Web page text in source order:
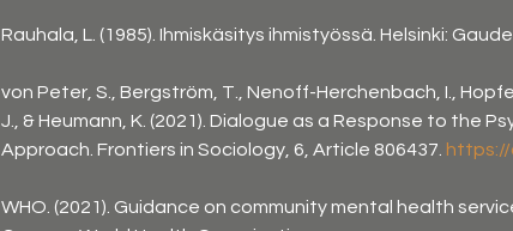
Rauhala, L. (1985). Ihmiskäsitys ihmistyössä. Helsinki:
von Peter, S., Bergström, T., Nenoff-Herchenbach, I.,
J., & Heumann, K. (2021). Dialogue as a Response to
Approach. Frontiers in Sociology, 6, Article 806437. https://
WHO. (2021). Guidance on community mental health